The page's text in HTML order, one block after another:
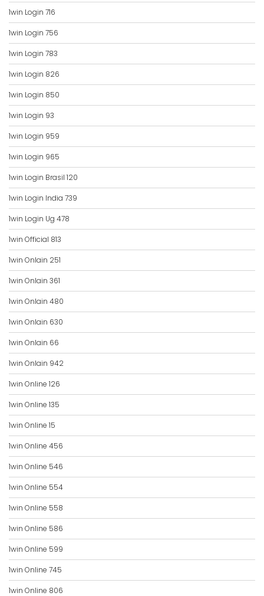
1win Login 716
1win Login 756
1win Login 783
1win Login 826
1win Login 850
1win Login 93
1win Login 959
1win Login 965
1win Login Brasil 120
1win Login India 739
1win Login Ug 478
1win Official 813
1win Onlain 251
1win Onlain 361
1win Onlain 480
1win Onlain 630
1win Onlain 66
1win Onlain 942
1win Online 126
1win Online 135
1win Online 15
1win Online 456
1win Online 546
1win Online 554
1win Online 558
1win Online 586
1win Online 599
1win Online 745
1win Online 806